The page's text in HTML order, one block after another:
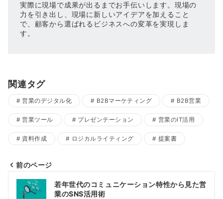
実際に現場で成果が出るまでお手伝いします。現場の
力を引き出し、現場に新しいアイデアを加えること
で、顧客から選ばれるビジネスへの変革を実現しま
す。
関連タグ
営業のデジタル化 B2Bマーケティング B2B営業
営業ツール プレゼンテーション 営業のIT活用
資料作成 ロジカルライティング 提案書
投
前のページ
若年世代のコミュニケーション特性から見た営
業のSNS活用術